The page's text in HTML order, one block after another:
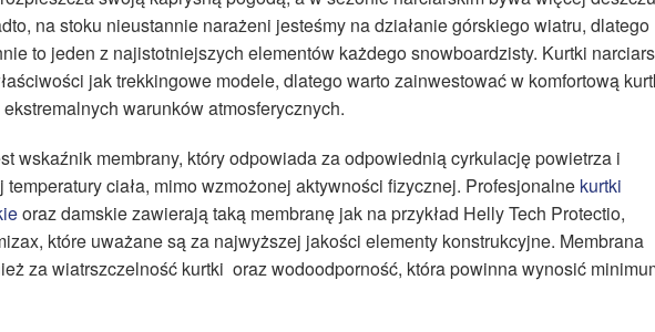
na stoku nieustannie narażeni jesteśmy na działanie górskiego wiatru, dlatego
to jeden z najistotniejszych elementów każdego snowboardzisty. Kurtki
jak trekkingowe modele, dlatego warto zainwestować w komfortową
warunków atmosferycznych.
wskaźnik membrany, który odpowiada za odpowiednią cyrkulację powietrza i
temperatury ciała, mimo wzmożonej aktywności fizycznej. Profesjonalne kurtki
oraz damskie zawierają taką membranę jak na przykład Helly Tech Protectio,
które uważane są za najwyższej jakości elementy konstrukcyjne. Membrana
za wiatrszczelność kurtki oraz wodoodporność, która powinna wynosić